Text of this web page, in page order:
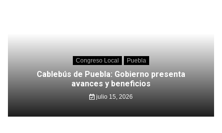
Congreso Local Puebla
Cablebús de Puebla: Gobierno presenta
avances y beneficios
julio 15, 2026